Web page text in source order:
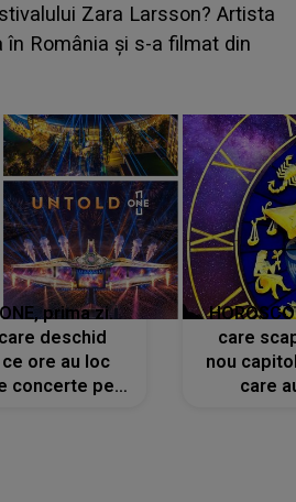
Emanuel. CINE ESTE
Aflându-se în fața
IMEDIAT: "Am
prima zi.
deschid
ore au loc
concerte pe
care
nou
care